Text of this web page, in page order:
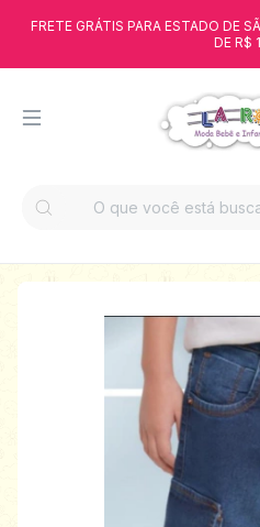
FRETE GRÁTIS PARA ESTADO DE
DE R$